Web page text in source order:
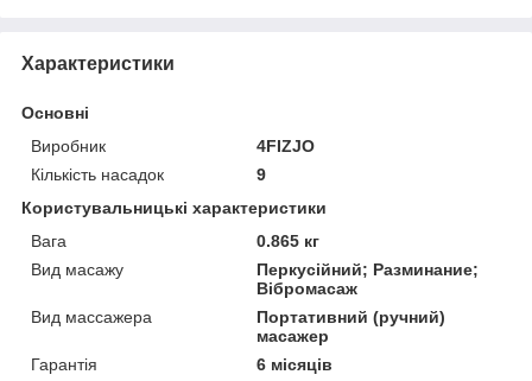
Характеристики
Основні
Виробник
4FIZJO
Кількість насадок
9
Користувальницькі характеристики
Вага
0.865 кг
Вид масажу
Перкусійний; Разминание;
Вібромасаж
Вид массажера
Портативний (ручний)
масажер
Гарантія
6 місяців